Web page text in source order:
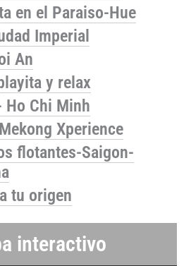
en el Paraiso-Hue
Imperial
An
y relax
Ho Chi Minh
Xperience
flotantes-Saigon-
tu origen
interactivo